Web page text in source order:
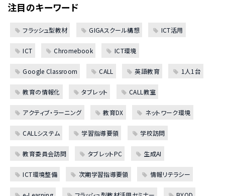
注目のキーワード
フラッシュ型教材 GIGAスクール構想 ICT活用
ICT Chromebook ICT環境
Google Classroom CALL 英語教育 1人1台
教育の情報化 タブレット CALL教室
アクティブ・ラーニング 教育DX ネットワーク環境
CALLシステム 学習指導要領 学校訪問
教育委員会訪問 タブレットPC 生成AI
ICT環境整備 次期学習指導要領 情報リテラシー